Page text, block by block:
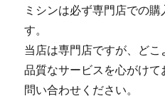
ミシンは必ず専門店での
す。
当店は専門店ですが、ど
品質なサービスを心がけ
問い合わせください。